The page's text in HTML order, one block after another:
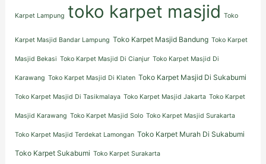
Karpet Lampung toko karpet masjid Toko
Karpet Masjid Bandar Lampung Toko Karpet Masjid Bandung Toko Karpet
Masjid Bekasi Toko Karpet Masjid Di Cianjur Toko Karpet Masjid Di
Karawang Toko Karpet Masjid Di Klaten Toko Karpet Masjid Di Sukabumi
Toko Karpet Masjid Di Tasikmalaya Toko Karpet Masjid Jakarta Toko Karpet
Masjid Karawang Toko Karpet Masjid Solo Toko Karpet Masjid Surakarta
Toko Karpet Masjid Terdekat Lamongan Toko Karpet Murah Di Sukabumi
Toko Karpet Sukabumi Toko Karpet Surakarta